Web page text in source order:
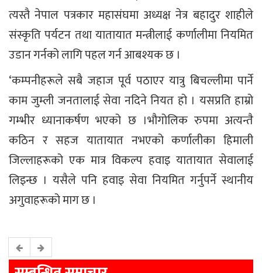
त्यस्तै नेपाल पत्रकार महासंघमा अध्यक्ष नेत्र बहादुर शाहीले
संस्कृति पर्यटन तथा यातायात मन्त्रीलाई कर्णालीमा नियमित
उडान गर्नको लागि पहल गर्न आबश्यक छ ।
‘कम्पनीहरूले सबै जहाज पूर्व पठाएर यात्रु बिचल्लीमा पार्ने
काम जुम्ली जनतालाई सेवा नदिने नियत हो । यसप्रति हाम्रो
गम्भीर ध्यानाकर्षण भएको छ ।भौगोलिक रुपमा अत्यन्तै
कठिन र सहज यातायात नभएको कर्णालीका हिमाली
जिल्लाहरूको एक मात्र विकल्प हवाइ यातायात सेवालाई
लिइन्छ । यसैले पनि हवाइ सेवा नियमित गर्नुपर्ने स्थानीय
अगुवाहरूको माग छ ।